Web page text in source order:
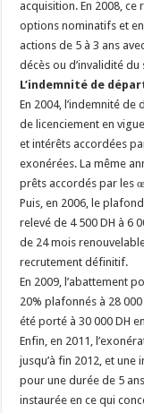
acquisition. En 2008,
options nominatifs et
actions de 5 à 3 ans
décès ou d’invalidité du
L’indemnité de
En 2004, l’indemnité
de licenciement en
et intérêts accordées
exonérées. La même
prêts accordés par les
Puis, en 2006, le
relevé de 4 500 DH à 6
de 24 mois
recrutement définitif.
En 2009, l’abattement
20% plafonnés à 28
été porté à 30 000 DH
Enfin, en 2011,
jusqu’à fin 2012, et
pour une durée de 5
instaurée en ce qui